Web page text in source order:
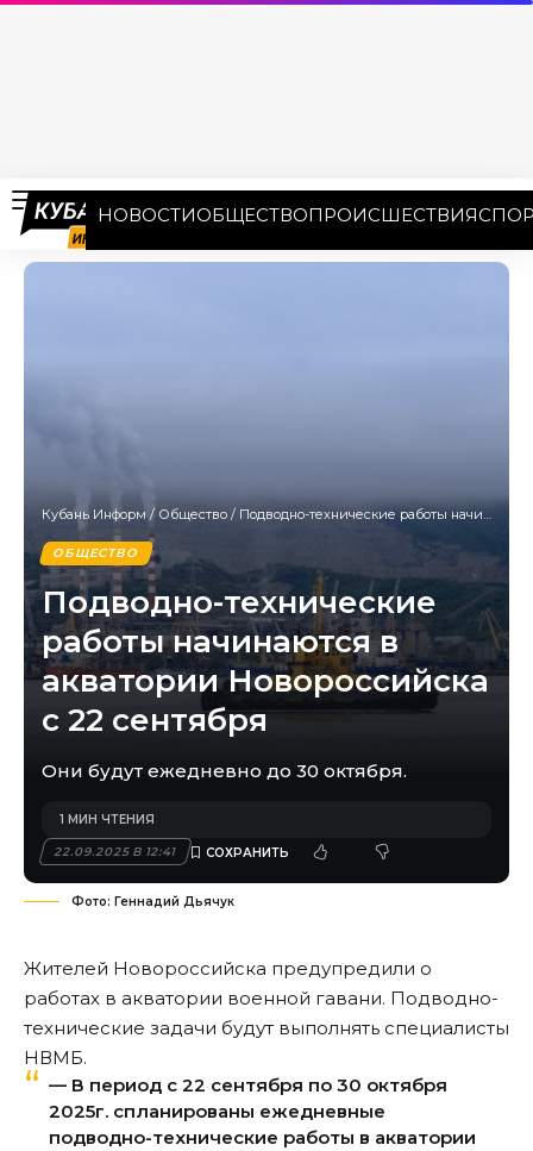
НОВОСТИОБЩЕСТВОПРОИСШЕСТВИЯ
Кубань Информ/ Общество / Подводно-технические работы начинаются в акватории Новороссийска с 22 сентября
ОБЩЕСТВО
Подводно-технические
работы начинаются в
акватории Новороссийска
с 22 сентября
Они будут ежедневно до 30 октября.
22.09.2025 В 12:41
1 МИН ЧТЕНИЯ
Фото: Геннадий Дьячук
Жителей Новороссийска предупредили о
работах в акватории военной гавани. Подводно-
технические задачи будут выполнять специалисты
НВМБ.
— В период с 22 сентября по 30 октября
2025г. спланированы ежедневные
подводно-технические работы в акватории